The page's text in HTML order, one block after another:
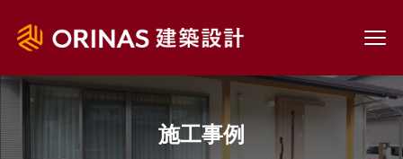
施工事例